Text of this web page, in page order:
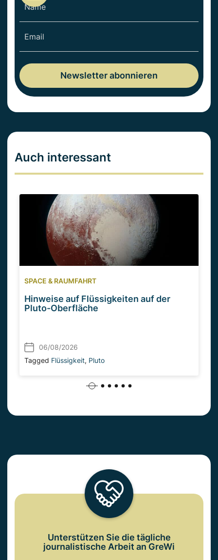
Auch interessant
SPACE & RAUMFAHRT
Hinweise auf Flüssigkeiten auf der
Pluto-Oberfläche
06/08/2026
Tagged Flüssigkeit, Pluto
Unterstützen Sie die tägliche
journalistische Arbeit an GreWi